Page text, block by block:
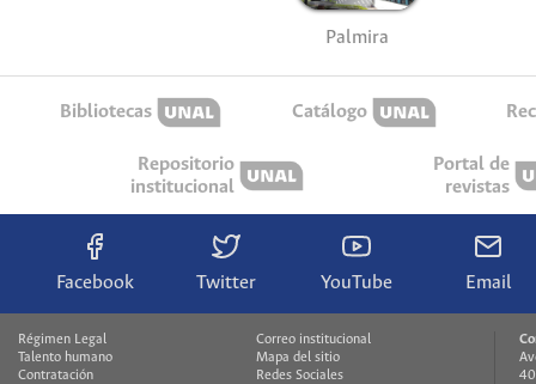
Palmira
Bibliotecas Catálogo
Repositorio
institucional
Portal de
revistas
Facebook Twitter YouTube Email
Régimen Legal
Talento humano
Contratación
Correo institucional
Mapa del sitio
Redes Sociales